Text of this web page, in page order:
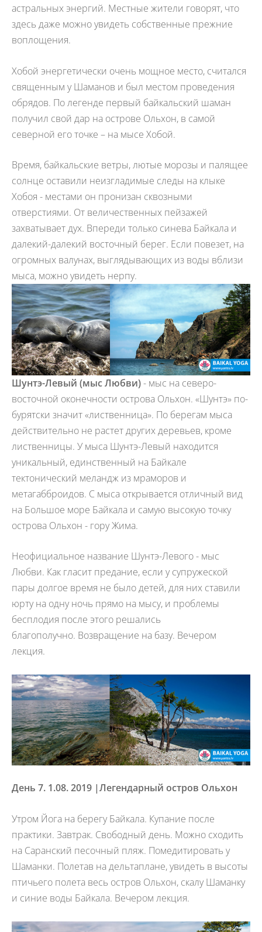
астральных энергий. Местные жители говорят, что
здесь даже можно увидеть собственные прежние
воплощения.
Хобой энергетически очень мощное место, считался
священным у Шаманов и был местом проведения
обрядов. По легенде первый байкальский шаман
получил свой дар на острове Ольхон, в самой
северной его точке – на мысе Хобой.
Время, байкальские ветры, лютые морозы и палящее
солнце оставили неизгладимые следы на клыке
Хобоя - местами он пронизан сквозными
отверстиями. От величественных пейзажей
захватывает дух. Впереди только синева Байкала и
далекий-далекий восточный берег. Если повезет, на
огромных валунах, выглядывающих из воды вблизи
мыса, можно увидеть нерпу.
Шунтэ-Левый (мыс Любви)- мыс на северо-
восточной оконечности острова Ольхон. «Шунтэ» по-
бурятски значит «лиственница». По берегам мыса
действительно не растет других деревьев, кроме
лиственницы. У мыса Шунтэ-Левый находится
уникальный, единственный на Байкале
тектонический меландж из мраморов и
метагабброидов. С мыса открывается отличный вид
на Большое море Байкала и самую высокую точку
острова Ольхон - гору Жима.
Неофициальное название Шунтэ-Левого - мыс
Любви. Как гласит предание, если у супружеской
пары долгое время не было детей, для них ставили
юрту на одну ночь прямо на мысу, и проблемы
бесплодия после этого решались
благополучно. Возвращение на базу. Вечером
лекция.
День 7. 1.08. 2019 |Легендарный остров Ольхон
Утром Йога на берегу Байкала. Купание после
практики. Завтрак. Свободный день. Можно сходить
на Саранский песочный пляж. Помедитировать у
Шаманки. Полетав на дельтаплане, увидеть в высоты
птичьего полета весь остров Ольхон, скалу Шаманку
и синие воды Байкала. Вечером лекция.